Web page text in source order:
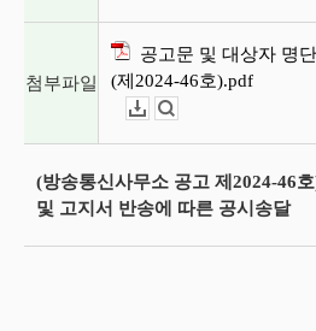
첨부파일
공고문 및 대상자 명단
(제2024-46호).pdf
(방송통신사무소 공고 제2024-46
및 고지서 반송에 따른 공시송달